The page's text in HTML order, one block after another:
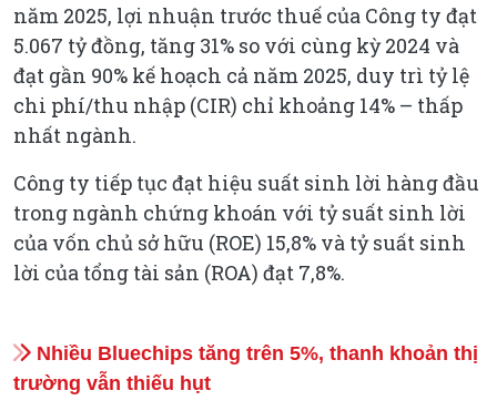
năm 2025, lợi nhuận trước thuế của Công ty đạt
5.067 tỷ đồng, tăng 31% so với cùng kỳ 2024 và
đạt gần 90% kế hoạch cả năm 2025, duy trì tỷ lệ
chi phí/thu nhập (CIR) chỉ khoảng 14% – thấp
nhất ngành.
Công ty tiếp tục đạt hiệu suất sinh lời hàng đầu
trong ngành chứng khoán với tỷ suất sinh lời
của vốn chủ sở hữu (ROE) 15,8% và tỷ suất sinh
lời của tổng tài sản (ROA) đạt 7,8%.
Nhiều Bluechips tăng trên 5%, thanh khoản thị
trường vẫn thiếu hụt